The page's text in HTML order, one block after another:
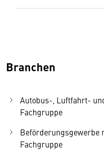
Branchen
Autobus-, Luftfahrt-
Fachgruppe
Beförderungsgewerbe
Fachgruppe